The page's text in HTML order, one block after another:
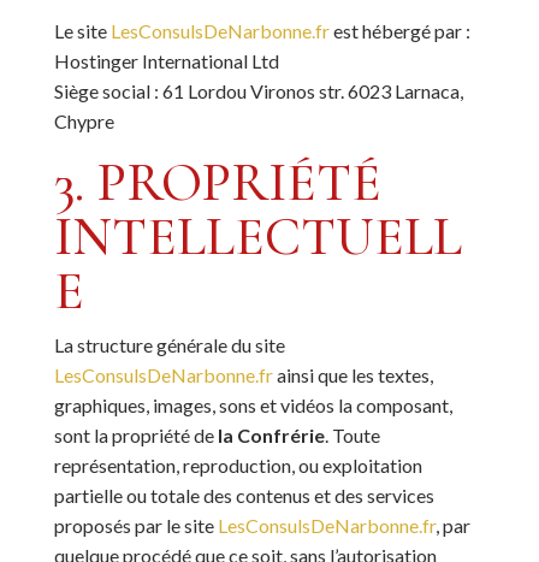
Le site LesConsulsDeNarbonne.frest hébergé par :
Hostinger International Ltd
Siège social : 61 Lordou Vironos str. 6023 Larnaca,
Chypre
3. PROPRIÉTÉ
INTELLECTUELL
E
La structure générale du site
LesConsulsDeNarbonne.frainsi que les textes,
graphiques, images, sons et vidéos la composant,
sont la propriété de la Confrérie. Toute
représentation, reproduction, ou exploitation
partielle ou totale des contenus et des services
proposés par le site LesConsulsDeNarbonne.fr, par
quelque procédé que ce soit, sans l’autorisation